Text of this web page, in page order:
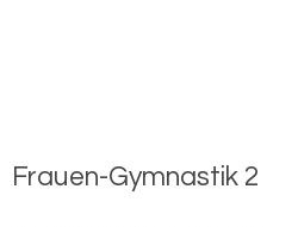
Frauen-​Gymnastik 2